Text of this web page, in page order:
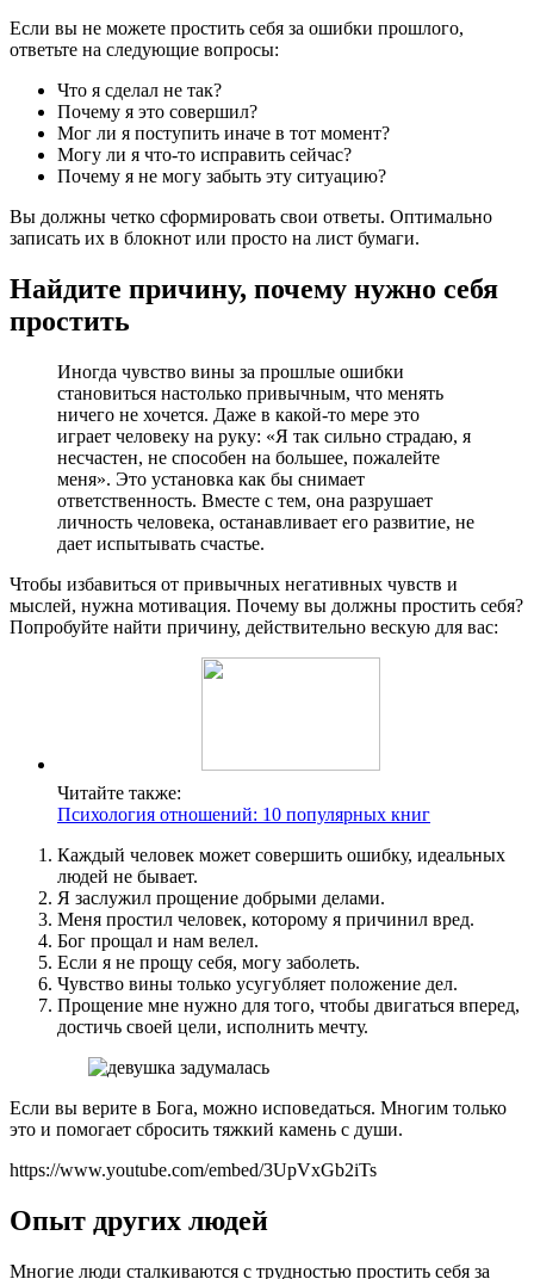
Если вы не можете простить себя за ошибки прошлого,
ответьте на следующие вопросы:
Что я сделал не так?
Почему я это совершил?
Мог ли я поступить иначе в тот момент?
Могу ли я что-то исправить сейчас?
Почему я не могу забыть эту ситуацию?
Вы должны четко сформировать свои ответы. Оптимально
записать их в блокнот или просто на лист бумаги.
Найдите причину, почему нужно себя
простить
Иногда чувство вины за прошлые ошибки
становиться настолько привычным, что менять
ничего не хочется. Даже в какой-то мере это
играет человеку на руку: «Я так сильно страдаю, я
несчастен, не способен на большее, пожалейте
меня». Это установка как бы снимает
ответственность. Вместе с тем, она разрушает
личность человека, останавливает его развитие, не
дает испытывать счастье.
Чтобы избавиться от привычных негативных чувств и
мыслей, нужна мотивация. Почему вы должны простить себя?
Попробуйте найти причину, действительно вескую для вас:
Читайте также:
Психология отношений: 10 популярных книг
Каждый человек может совершить ошибку, идеальных
людей не бывает.
Я заслужил прощение добрыми делами.
Меня простил человек, которому я причинил вред.
Бог прощал и нам велел.
Если я не прощу себя, могу заболеть.
Чувство вины только усугубляет положение дел.
Прощение мне нужно для того, чтобы двигаться вперед,
достичь своей цели, исполнить мечту.
Если вы верите в Бога, можно исповедаться. Многим только
это и помогает сбросить тяжкий камень с души.
https://www.youtube.com/embed/3UpVxGb2iTs
Опыт других людей
Многие люди сталкиваются с трудностью простить себя за